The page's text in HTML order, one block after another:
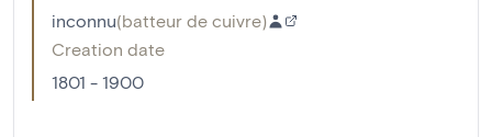
inconnu(batteur de cuivre)
Creation date
1801 - 1900